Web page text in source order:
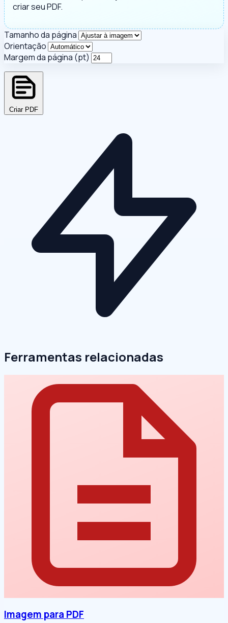
criar seu PDF.
Tamanho da página
Orientação
Margem da página (pt)
Criar PDF
Ferramentas relacionadas
Imagem para PDF